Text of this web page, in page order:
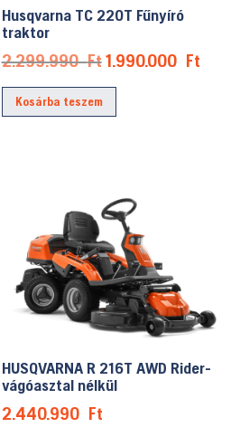
Husqvarna TC 220T Fűnyíró
traktor
2.299.990FtOriginal
price
1.990.000 Ft
Kosárba teszem
HUSQVARNA R 216T AWD Rider-
vágóasztal nélkül
2.440.990 Ft